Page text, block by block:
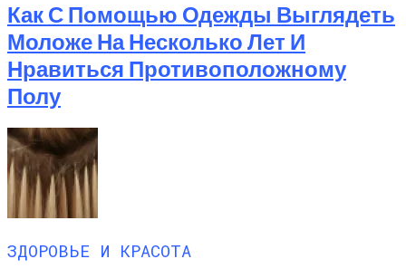
Как С Помощью Одежды Выглядеть
Моложе На Несколько Лет И
Нравиться Противоположному
Полу
ЗДОРОВЬЕ И КРАСОТА